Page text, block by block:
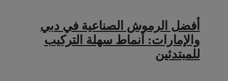
أفضل الرموش الصناعية في دبي
والإمارات: أنماط سهلة التركيب
للمبتدئين